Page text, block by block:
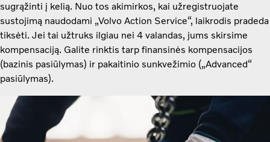
sugrąžinti į kelią. Nuo tos akimirkos, kai užregistruojate
sustojimą naudodami „Volvo Action Service“, laikrodis pradeda
tiksėti. Jei tai užtruks ilgiau nei 4 valandas, jums skirsime
kompensaciją. Galite rinktis tarp finansinės kompensacijos
(bazinis pasiūlymas) ir pakaitinio sunkvežimio („Advanced“
pasiūlymas).